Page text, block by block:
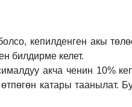
кепилденген акы
билдирме келет.
акча ченин 10%
катары таанылат.